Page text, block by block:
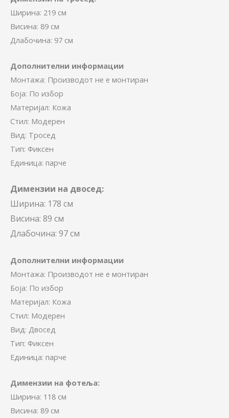
Ширина: 219 см
Висина: 89 см
Длабочина: 97 см
Дополнителни информации
Монтажа: Производот не е монтиран
Боја: По избор
Материјал: Кожа
Стил: Модерен
Вид: Тросед
Тип: Фиксен
Единица: парче
Димензии на двосед:
Ширина: 178 см
Висина: 89 см
Длабочина: 97 см
Дополнителни информации
Монтажа: Производот не е монтиран
Боја: По избор
Материјал: Кожа
Стил: Модерен
Вид: Двосед
Тип: Фиксен
Единица: парче
Димензии на фотеља:
Ширина: 118 см
Висина: 89 см